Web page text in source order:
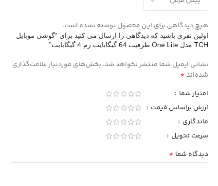
هیچ دیدگاهی برای این محصول نوشته نشده است.
اولین نفری باشید که دیدگاهی را ارسال می کنید برای “گوشی موبایل
TCH مدل One Lite ظرفیت 64 گیگابایت رم 4 گیگابایت”
نشانی ایمیل شما منتشر نخواهد شد. بخش‌های موردنیاز علامت‌گذاری
شده‌اند*
امتیاز شما
ارزش براساس قیمت
ماندگاری
سرعت تحویل
دیدگاه شما *